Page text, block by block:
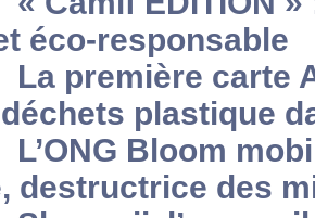
éco-responsable
La première carte
plastique
L’ONG Bloom
destructrice des